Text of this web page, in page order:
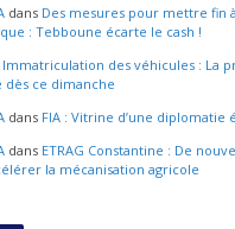
dans Des mesures pour mettre fin
: Tebboune écarte le cash !
Immatriculation des véhicules : La
ce dimanche
dans FIA : Vitrine d’une diplomatie
dans ETRAG Constantine : De
la mécanisation agricole